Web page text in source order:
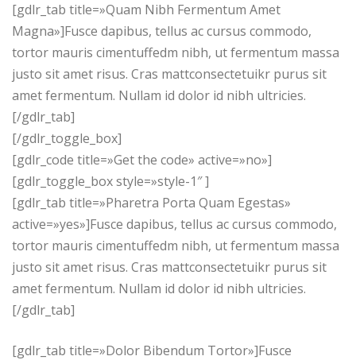
[gdlr_tab title=»Quam Nibh Fermentum Amet
Magna»]Fusce dapibus, tellus ac cursus commodo,
tortor mauris cimentuffedm nibh, ut fermentum massa
justo sit amet risus. Cras mattconsectetuikr purus sit
amet fermentum. Nullam id dolor id nibh ultricies.
[/gdlr_tab]
[/gdlr_toggle_box]
[gdlr_code title=»Get the code» active=»no»]
[gdlr_toggle_box style=»style-1″ ]
[gdlr_tab title=»Pharetra Porta Quam Egestas»
active=»yes»]Fusce dapibus, tellus ac cursus commodo,
tortor mauris cimentuffedm nibh, ut fermentum massa
justo sit amet risus. Cras mattconsectetuikr purus sit
amet fermentum. Nullam id dolor id nibh ultricies.
[/gdlr_tab]
[gdlr_tab title=»Dolor Bibendum Tortor»]Fusce